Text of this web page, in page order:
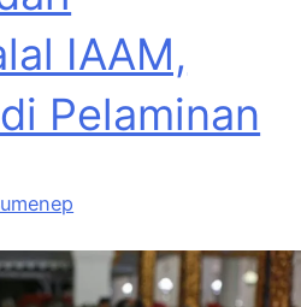
IAAM,
Pelaminan